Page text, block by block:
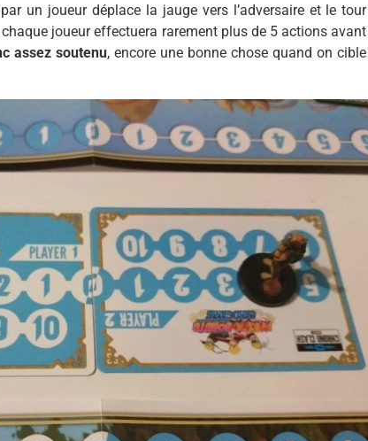
un joueur déplace la jauge vers l’adversaire et le tour
joueur effectuera rarement plus de 5 actions avant
assez soutenu, encore une bonne chose quand on cible